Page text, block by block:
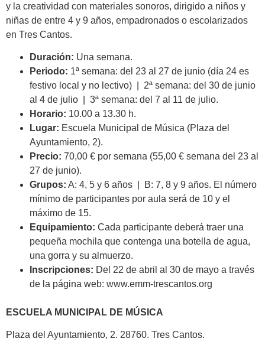
y la creatividad con materiales sonoros, dirigido a niños y
niñas de entre 4 y 9 años, empadronados o escolarizados
en Tres Cantos.
Duración: Una semana.
Periodo: 1ª semana: del 23 al 27 de junio (día 24 es
festivo local y no lectivo) | 2ª semana: del 30 de junio
al 4 de julio | 3ª semana: del 7 al 11 de julio.
Horario: 10.00 a 13.30 h.
Lugar: Escuela Municipal de Música (Plaza del
Ayuntamiento, 2).
Precio: 70,00 € por semana (55,00 € semana del 23 al
27 de junio).
Grupos: A: 4, 5 y 6 años | B: 7, 8 y 9 años. El número
mínimo de participantes por aula será de 10 y el
máximo de 15.
Equipamiento: Cada participante deberá traer una
pequeña mochila que contenga una botella de agua,
una gorra y su almuerzo.
Inscripciones: Del 22 de abril al 30 de mayo a través
de la página web: www.emm-trescantos.org
ESCUELA MUNICIPAL DE MÚSICA
Plaza del Ayuntamiento, 2. 28760. Tres Cantos.